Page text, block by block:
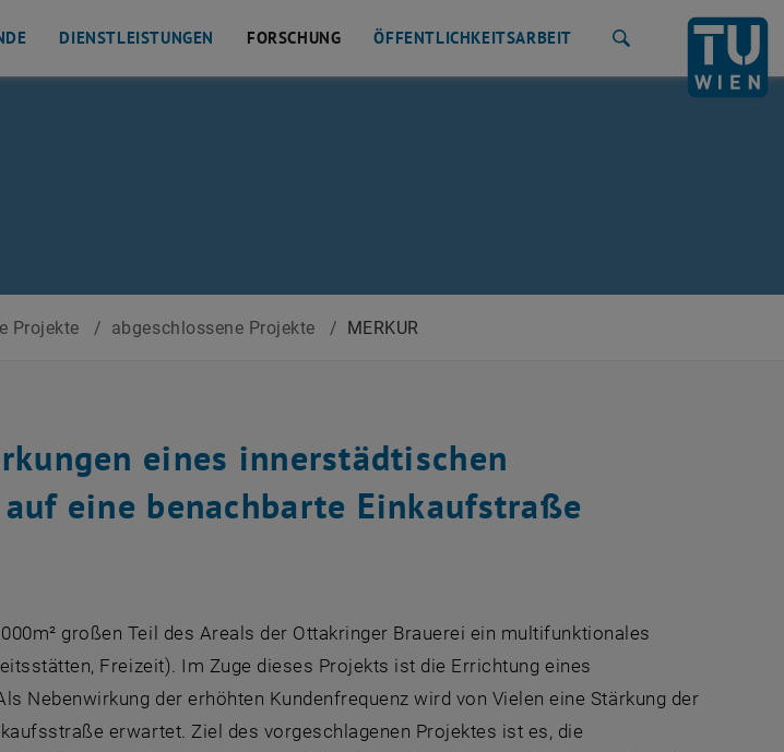
DIENSTLEISTUNGEN FORSCHUNG ÖFFENTLICHKEITSARBEIT
Projekte / abgeschlossene Projekte / MERKUR
eines innerstädtischen
eine benachbarte Einkaufstraße
großen Teil des Areals der Ottakringer Brauerei ein multifunktionales
Freizeit). Im Zuge dieses Projekts ist die Errichtung eines
Nebenwirkung der erhöhten Kundenfrequenz wird von Vielen eine Stärkung der
erwartet. Ziel des vorgeschlagenen Projektes ist es, die